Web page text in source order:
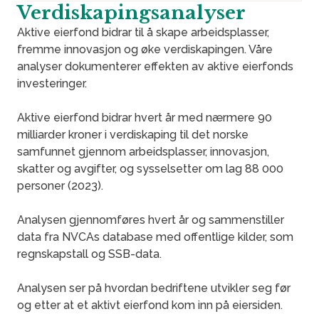
Verdiskapingsanalyser
Aktive eierfond bidrar til å skape arbeidsplasser,
fremme innovasjon og øke verdiskapingen. Våre
analyser dokumenterer effekten av aktive eierfonds
investeringer.
Aktive eierfond bidrar hvert år med nærmere 90
milliarder kroner i verdiskaping til det norske
samfunnet gjennom arbeidsplasser, innovasjon,
skatter og avgifter, og sysselsetter om lag 88 000
personer (2023).
Analysen gjennomføres hvert år og sammenstiller
data fra NVCAs database med offentlige kilder, som
regnskapstall og SSB-data.
Analysen ser på hvordan bedriftene utvikler seg før
og etter at et aktivt eierfond kom inn på eiersiden.